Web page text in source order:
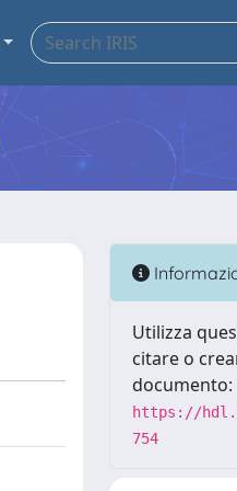
Utilizza
citare o
documento:
https://
754